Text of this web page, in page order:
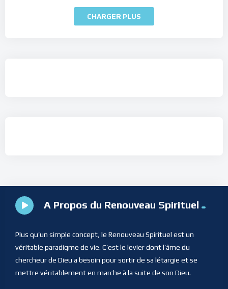
CHARGER PLUS
A Propos du Renouveau Spirituel
Plus qu’un simple concept, le Renouveau Spirituel est un
véritable paradigme de vie. C’est le levier dont l’âme du
chercheur de Dieu a besoin pour sortir de sa létargie et se
mettre véritablement en marche à la suite de son Dieu.